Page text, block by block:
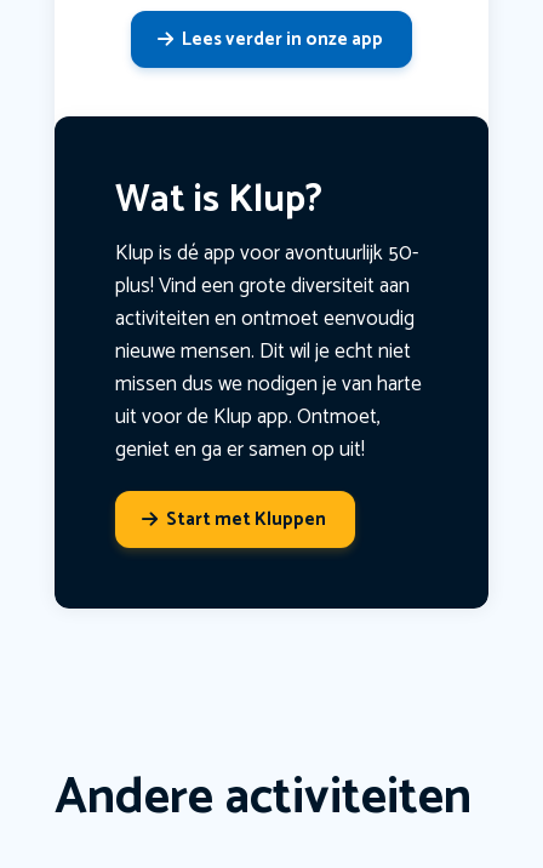
Lees verder in onze app
Wat is Klup?
Klup is dé app voor avontuurlijk 50-
plus! Vind een grote diversiteit aan
activiteiten en ontmoet eenvoudig
nieuwe mensen. Dit wil je echt niet
missen dus we nodigen je van harte
uit voor de Klup app. Ontmoet,
geniet en ga er samen op uit!
Start met Kluppen
Andere activiteiten